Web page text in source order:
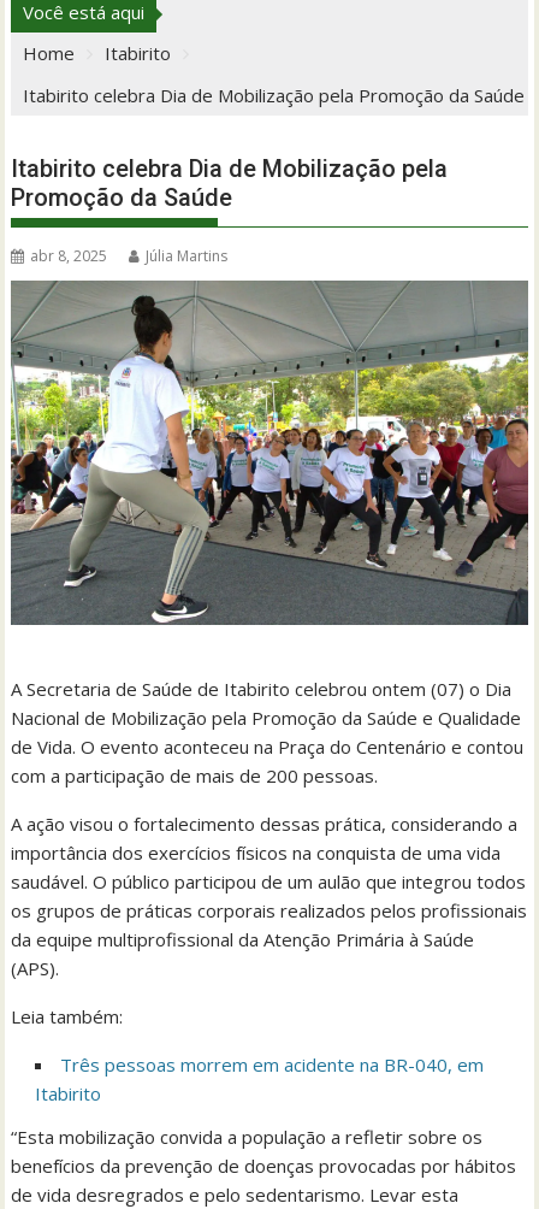
Você está aqui
Home
Itabirito
Itabirito celebra Dia de Mobilização pela Promoção da Saúde
Itabirito celebra Dia de Mobilização pela
Promoção da Saúde
abr 8, 2025 Júlia Martins
A Secretaria de Saúde de Itabirito celebrou ontem (07) o Dia
Nacional de Mobilização pela Promoção da Saúde e Qualidade
de Vida. O evento aconteceu na Praça do Centenário e contou
com a participação de mais de 200 pessoas.
A ação visou o fortalecimento dessas prática, considerando a
importância dos exercícios físicos na conquista de uma vida
saudável. O público participou de um aulão que integrou todos
os grupos de práticas corporais realizados pelos profissionais
da equipe multiprofissional da Atenção Primária à Saúde
(APS).
Leia também:
Três pessoas morrem em acidente na BR-040, em
Itabirito
“Esta mobilização convida a população a refletir sobre os
benefícios da prevenção de doenças provocadas por hábitos
de vida desregrados e pelo sedentarismo. Levar esta